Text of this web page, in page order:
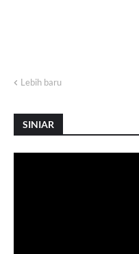
Lebih baru
SINIAR